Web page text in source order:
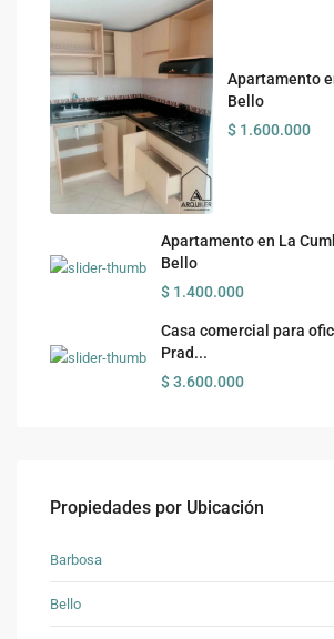
Apartamento
Bello
$ 1.600.000
Apartamento en La
Bello
$ 1.400.000
Casa comercial para
Prad...
$ 3.600.000
Propiedades por Ubicación
Barbosa
Bello